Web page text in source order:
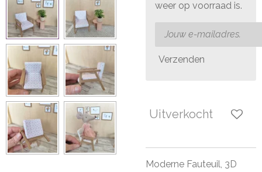
weer op voorraad is.
Verzenden
Uitverkocht
Moderne Fauteuil, 3D